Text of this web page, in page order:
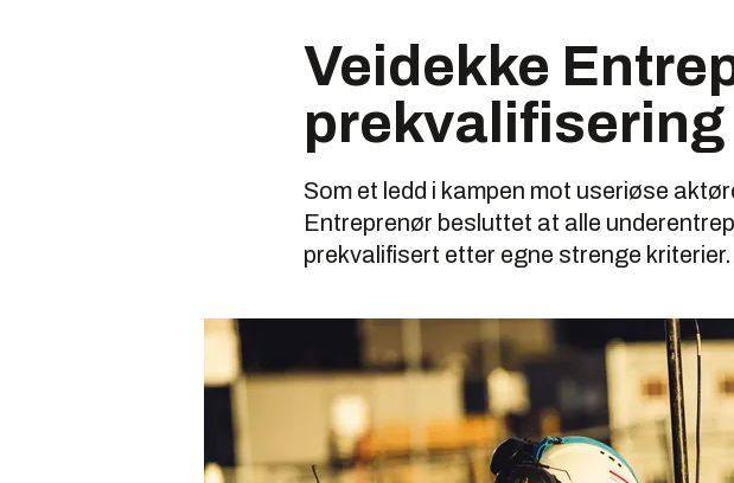
Veidekke
prekvalifisering
Som et ledd i kampen mot useriøse
Entreprenør besluttet at alle
prekvalifisert etter egne strenge kriterier.